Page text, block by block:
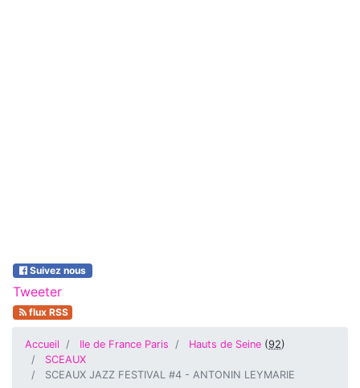
Suivez nous
Tweeter
flux RSS
Accueil Ile de France Paris Hauts de Seine (92)
SCEAUX
SCEAUX JAZZ FESTIVAL #4 - ANTONIN LEYMARIE